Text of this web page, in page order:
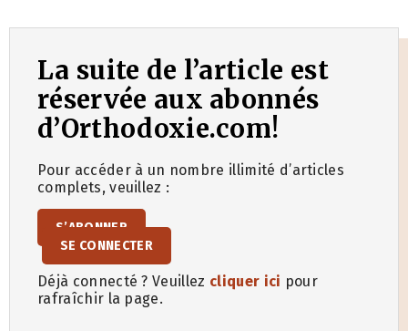
La suite de l’article est
réservée aux abonnés
d’Orthodoxie.com!
Pour accéder à un nombre illimité d’articles
complets, veuillez :
S’ABONNER
SE CONNECTER
Déjà connecté ? Veuillez cliquer ici pour
rafraîchir la page.